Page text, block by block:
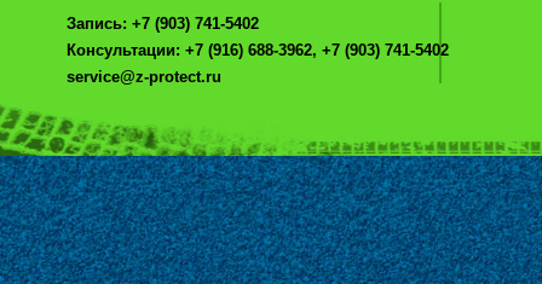
Запись: +7 (903) 741-5402
Консультации: +7 (916) 688-3962, +7 (903) 741-5402
service@z-protect.ru